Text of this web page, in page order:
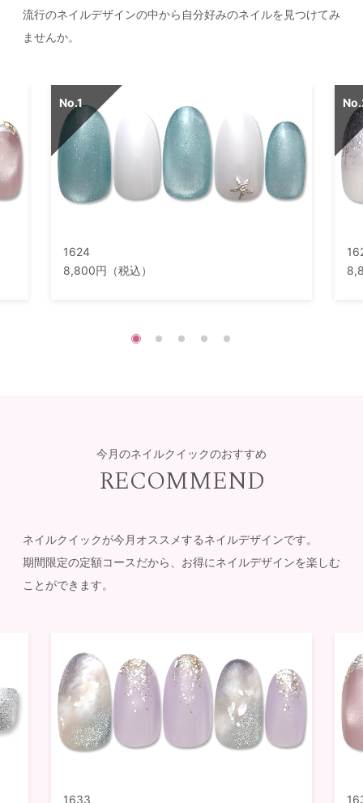
流行のネイルデザインの中から自分好みのネイルを見つけてみ
ませんか。
1624
8,800円（税込）
今月のネイルクイックのおすすめ
RECOMMEND
ネイルクイックが今月オススメするネイルデザインです。
期間限定の定額コースだから、お得にネイルデザインを楽しむ
ことができます。
1633